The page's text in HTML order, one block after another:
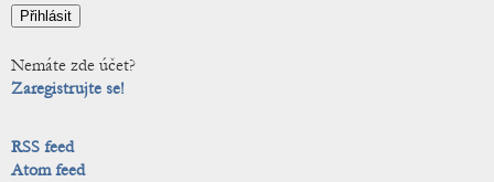
Nemáte zde účet?
Zaregistrujte se!
RSS feed
Atom feed